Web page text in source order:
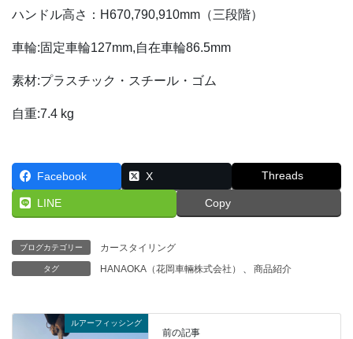
ハンドル高さ：H670,790,910mm（三段階）
車輪:固定車輪127mm,自在車輪86.5mm
素材:プラスチック・スチール・ゴム
自重:7.4 kg
Facebook X Threads
LINE Copy
ブログカテゴリー カースタイリング
タグ HANAOKA（花岡車輛株式会社） 、 商品紹介
ルアーフィッシング
前の記事